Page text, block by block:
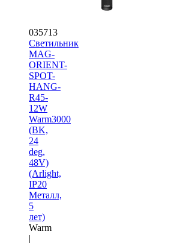
035713
Светильник
MAG-
ORIENT-
SPOT-
HANG-
R45-
12W
Warm3000
(BK,
24
deg,
48V)
(Arlight,
IP20
Металл,
5
лет)
Warm
|